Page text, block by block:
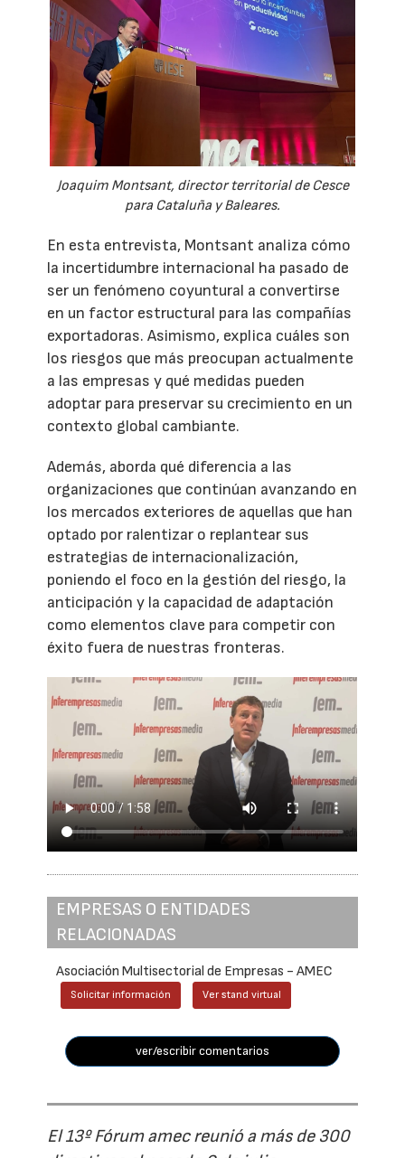
Joaquim Montsant, director territorial de Cesce
para Cataluña y Baleares.
En esta entrevista, Montsant analiza cómo
la incertidumbre internacional ha pasado de
ser un fenómeno coyuntural a convertirse
en un factor estructural para las compañías
exportadoras. Asimismo, explica cuáles son
los riesgos que más preocupan actualmente
a las empresas y qué medidas pueden
adoptar para preservar su crecimiento en un
contexto global cambiante.
Además, aborda qué diferencia a las
organizaciones que continúan avanzando en
los mercados exteriores de aquellas que han
optado por ralentizar o replantear sus
estrategias de internacionalización,
poniendo el foco en la gestión del riesgo, la
anticipación y la capacidad de adaptación
como elementos clave para competir con
éxito fuera de nuestras fronteras.
EMPRESAS O ENTIDADES
RELACIONADAS
Asociación Multisectorial de Empresas - AMEC
Solicitar información Ver stand virtual
ver/escribir comentarios
El 13º Fórum amec reunió a más de 300